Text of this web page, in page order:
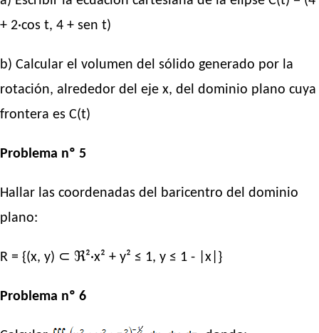
+ 2·cos t, 4 + sen t)
b) Calcular el volumen del sólido generado por la
rotación, alrededor del eje x, del dominio plano cuya
frontera es C(t)
Problema nº 5
Hallar las coordenadas del baricentro del dominio
plano:
R = {(x, y) ⊂ ℜ²·x² + y² ≤ 1, y ≤ 1 - |x|}
Problema nº 6